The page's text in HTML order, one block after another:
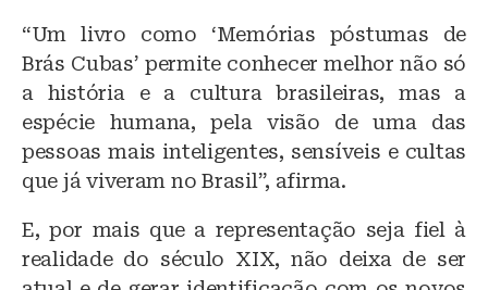
“Um livro como ‘Memórias póstumas de
Brás Cubas’ permite conhecer melhor não só
a história e a cultura brasileiras, mas a
espécie humana, pela visão de uma das
pessoas mais inteligentes, sensíveis e cultas
que já viveram no Brasil”, afirma.
E, por mais que a representação seja fiel à
realidade do século XIX, não deixa de ser